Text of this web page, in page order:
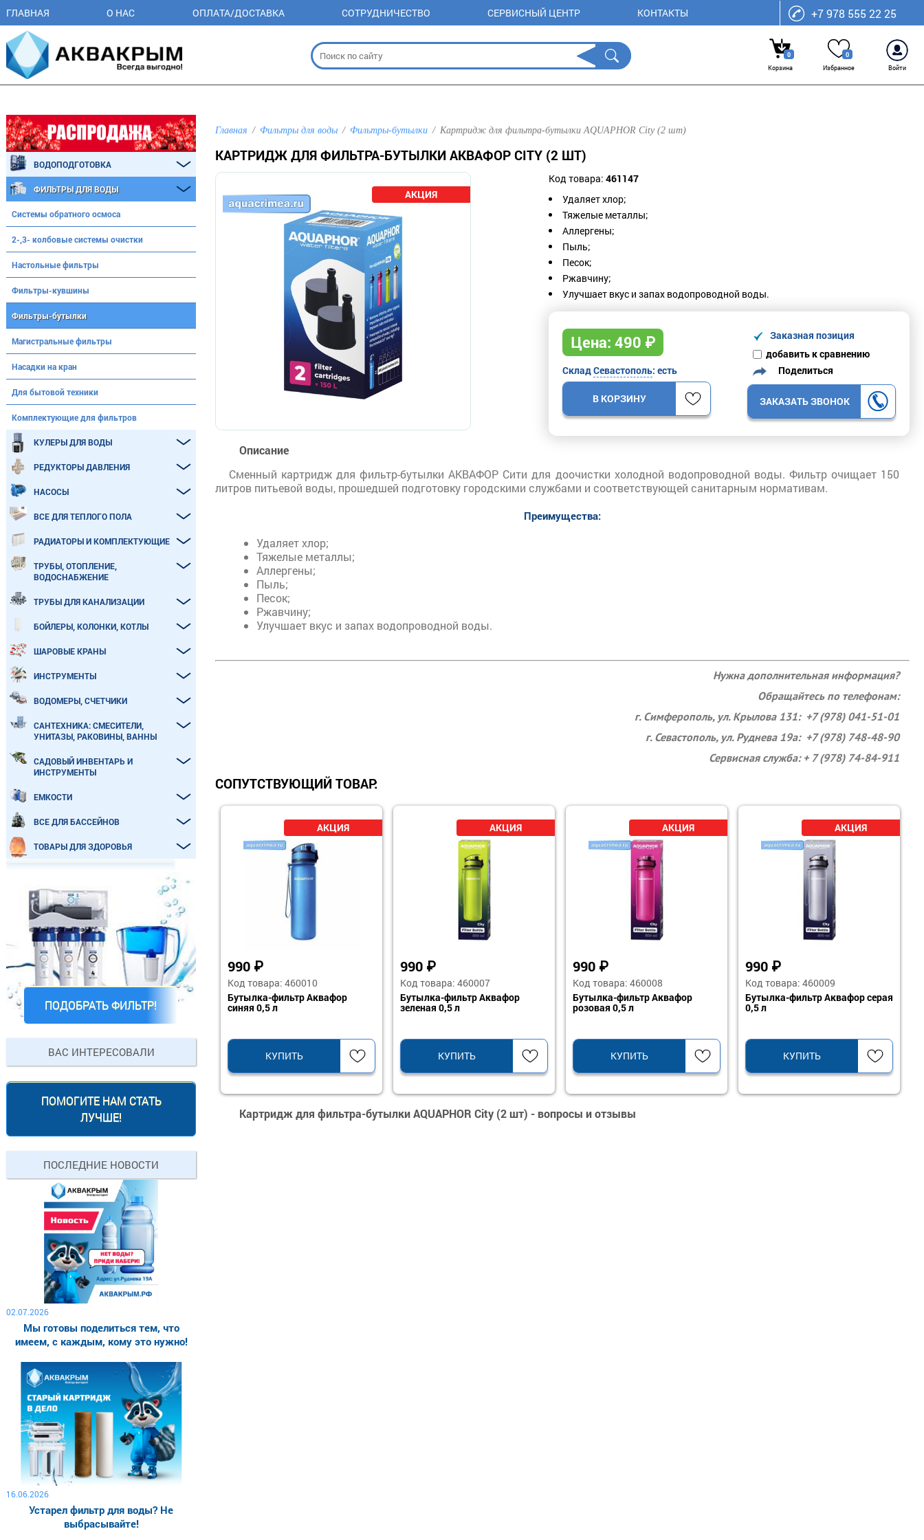
ГЛАВНАЯ О НАС ОПЛАТА/ДОСТАВКА СОТРУДНИЧЕСТВО СЕРВИСНЫЙ ЦЕНТР КОНТАКТЫ +7 978 555 22 25
0
Корзина
0
Избранное
Войти
Главная Фильтры для воды Фильтры-бутылки Картридж для фильтра-бутылки AQUAPHOR City (2 шт)
КАРТРИДЖ ДЛЯ ФИЛЬТРА-БУТЫЛКИ АКВАФОР CITY (2 ШТ)
Код товара: 461147
Удаляет хлор;
Тяжелые металлы;
Аллергены;
Пыль;
Песок;
Ржавчину;
Улучшает вкус и запах водопроводной воды.
Цена: 490 ₽
Заказная позиция
добавить к сравнению
СкладСевастополь: есть
В КОРЗИНУ
Поделиться
ЗАКАЗАТЬ ЗВОНОК
Описание
Сменный картридж для фильтр-бутылки АКВАФОР Сити для доочистки холодной водопроводной воды. Фильтр очищает 150
литров питьевой воды, прошедшей подготовку городскими службами и соответствующей санитарным нормативам.
Преимущества:
Удаляет хлор;
Тяжелые металлы;
Аллергены;
Пыль;
Песок;
Ржавчину;
Улучшает вкус и запах водопроводной воды.
Нужна дополнительная информация?
Обращайтесь по телефонам:
г. Симферополь, ул. Крылова 131: +7 (978) 041-51-01
г. Севастополь, ул. Руднева 19а: +7 (978) 748-48-90
Сервисная служба: + 7 (978) 74-84-911
СОПУТСТВУЮЩИЙ ТОВАР:
990 ₽
Код товара: 460010
Бутылка-фильтр Аквафор
синяя 0,5 л
КУПИТЬ
990 ₽
Код товара: 460007
Бутылка-фильтр Аквафор
зеленая 0,5 л
КУПИТЬ
990 ₽
Код товара: 460008
Бутылка-фильтр Аквафор
розовая 0,5 л
КУПИТЬ
990 ₽
Код товара: 460009
Бутылка-фильтр Аквафор серая
0,5 л
КУПИТЬ
Картридж для фильтра-бутылки AQUAPHOR City (2 шт) - вопросы и отзывы
ВОДОПОДГОТОВКА
ФИЛЬТРЫ ДЛЯ ВОДЫ
Системы обратного осмоса
2-,3- колбовые системы очистки
Настольные фильтры
Фильтры-кувшины
Фильтры-бутылки
Магистральные фильтры
Насадки на кран
Для бытовой техники
Комплектующие для фильтров
КУЛЕРЫ ДЛЯ ВОДЫ
РЕДУКТОРЫ ДАВЛЕНИЯ
НАСОСЫ
ВСЕ ДЛЯ ТЕПЛОГО ПОЛА
РАДИАТОРЫ И КОМПЛЕКТУЮЩИЕ
ТРУБЫ, ОТОПЛЕНИЕ,
ВОДОСНАБЖЕНИЕ
ТРУБЫ ДЛЯ КАНАЛИЗАЦИИ
БОЙЛЕРЫ, КОЛОНКИ, КОТЛЫ
ШАРОВЫЕ КРАНЫ
ИНСТРУМЕНТЫ
ВОДОМЕРЫ, СЧЕТЧИКИ
САНТЕХНИКА: СМЕСИТЕЛИ,
УНИТАЗЫ, РАКОВИНЫ, ВАННЫ
САДОВЫЙ ИНВЕНТАРЬ И
ИНСТРУМЕНТЫ
ЕМКОСТИ
ВСЕ ДЛЯ БАССЕЙНОВ
ТОВАРЫ ДЛЯ ЗДОРОВЬЯ
ПОДОБРАТЬ ФИЛЬТР!
ВАС ИНТЕРЕСОВАЛИ
ПОМОГИТЕ НАМ СТАТЬ
ЛУЧШЕ!
ПОСЛЕДНИЕ НОВОСТИ
02.07.2026
Мы готовы поделиться тем, что
имеем, с каждым, кому это нужно!
16.06.2026
Устарел фильтр для воды? Не
выбрасывайте!